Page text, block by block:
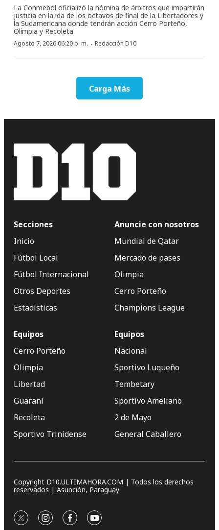
La Conmebol oficializó la nómina de árbitros que impartirán
justicia en la ida de los octavos de final de la Libertadores y
la Sudamericana donde tendrán acción Cerro Porteño,
Olimpia y Recoleta.
Agosto 7, 2026 06:20 p. m. · Redacción D10
Carga Más
Secciones
Inicio
Fútbol Local
Fútbol Internacional
Otros Deportes
Estadísticas
Anuncie con nosotros
Mundial de Qatar
Mercado de pases
Olimpia
Cerro Porteño
Champions League
Equipos
Cerro Porteño
Olimpia
Libertad
Guaraní
Recoleta
Sportivo Trinidense
Equipos
Nacional
Sportivo Luqueño
Tembetary
Sportivo Ameliano
2 de Mayo
General Caballero
Copyright D10.ULTIMAHORA.COM | Todos los derechos
reservados | Asunción, Paraguay
twitterinstagram
facebookyoutube